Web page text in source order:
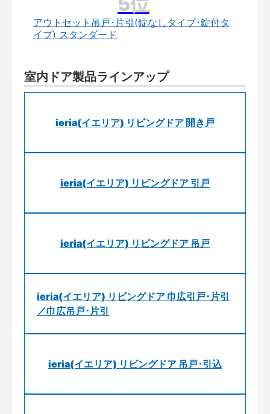
アウトセット吊戸･片引(錠なしタイプ･錠付タ
イプ) スタンダード
室内ドア製品ラインアップ
ieria(イエリア) リビングドア 開き戸
ieria(イエリア) リビングドア 引戸
ieria(イエリア) リビングドア 吊戸
ieria(イエリア) リビングドア 巾広引戸･片引
／巾広吊戸･片引
ieria(イエリア) リビングドア 吊戸･引込